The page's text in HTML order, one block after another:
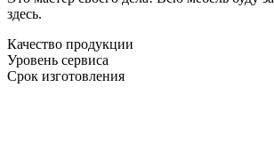
здесь.
Качество продукции
Уровень сервиса
Срок изготовления